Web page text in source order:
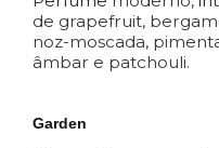
de grapefruit,
noz-moscada,
âmbar e patchouli.
Garden